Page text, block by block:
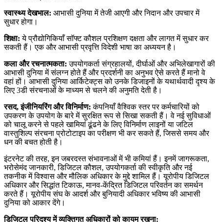
स्वास्थ्य देखभाल: आभासी दुनिया में तेजी आएगी और निदान और उपचार में
सुधार होगा।
शिक्षा: ये प्रौद्योगिकियाँ सॉफ्ट कौशल प्रशिक्षण दक्षता और लागत में सुधार कर
सकती हैं। एक और आभासी प्रवृत्ति विदेशी भाषा का अध्ययन है।
कला और रचनात्मकता: उपयोगकर्ता संग्रहालयों, दीर्घाओं और अभिलेखागारों की
आभासी दुनिया में संलग्न होते हैं और प्रदर्शनी का अनुभव ऐसे करते हैं मानो वे
वहां हों। आभासी दुनिया आर्किटेक्ट्स को उनके डिजाइनों के यथार्थवादी दृश्य के
लिए 3डी संरचनाओं के माध्यम से चलने की अनुमति देती है।
रसद, इंजीनियरिंग और विनिर्माण: कंपनियाँ वैश्विक स्तर पर कर्मचारियों को
उपकरण के उपयोग के बारे में सुरक्षित रूप से सिखा सकती हैं। वे नई सुविधाओं
को चालू करने से पहले खामियां ढूंढने के लिए विनिर्माण लाइनों या जटिल
वास्तुशिल्प संरचना प्रोटोटाइप का परीक्षण भी कर सकते हैं, जिससे समय और
धन की बचत होती है।
इंटरनेट की तरह, इन जबरदस्त संभावनाओं में भी कमियां हैं। इनमें जागरूकता,
भरोसेमंद जानकारी, डिजिटल कौशल, उपयोगकर्ता की स्वीकृति और नई
तकनीक में विश्वास और मौलिक अधिकार के मुद्दे शामिल हैं। यूरोपीय डिजिटल
अधिकार और सिद्धांत टिकाऊ, मानव-केंद्रित डिजिटल परिवर्तन का समर्थन
करते हैं। यूरोपीय संघ के आदर्श और बुनियादी अधिकार भविष्य की आभासी
दुनिया को आकार देंगे।
डिजिटल परिदृश्य में व्यक्तिगत अधिकारों को कायम रखना: